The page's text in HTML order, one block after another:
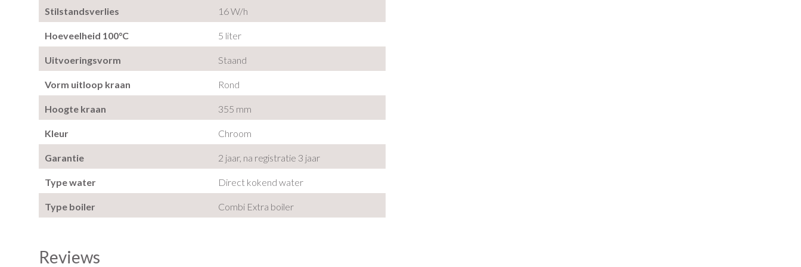
Stilstandsverlies 16 W/h
Hoeveelheid 100°C 5 liter
Uitvoeringsvorm Staand
Vorm uitloop kraan Rond
Hoogte kraan 355 mm
Kleur Chroom
Garantie 2 jaar, na registratie 3 jaar
Type water Direct kokend water
Type boiler Combi Extra boiler
Reviews